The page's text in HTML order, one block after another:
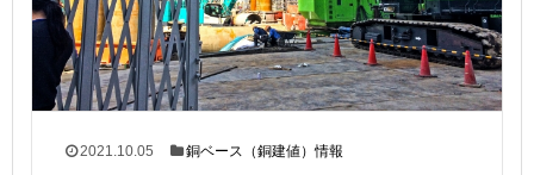
2021.10.05 銅ベース（銅建値）情報